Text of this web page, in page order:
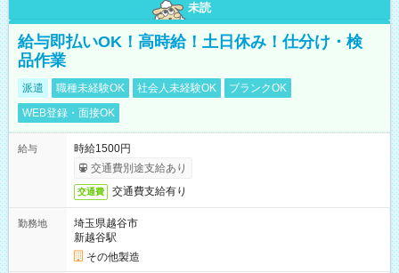
未読
給与即払いOK！高時給！土日休み！仕分け・検
品作業
派遣 職種未経験OK 社会人未経験OK
ブランクOK
WEB登録・面接OK
給与
時給1500円
交通費別途支給あり
交通費 交通費支給有り
勤務地
埼玉県越谷市
新越谷駅
その他製造